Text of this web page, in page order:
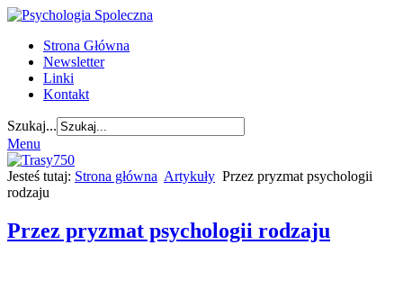
Strona Główna
Newsletter
Linki
Kontakt
Szukaj...
Menu
Jesteś tutaj: Strona główna Artykuły Przez pryzmat psychologii
rodzaju
Przez pryzmat psychologii rodzaju